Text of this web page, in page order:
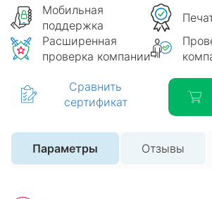
Мобильная
поддержка
Расширенная
проверка компании
Сравнить
сертификат
Параметры Отзывы